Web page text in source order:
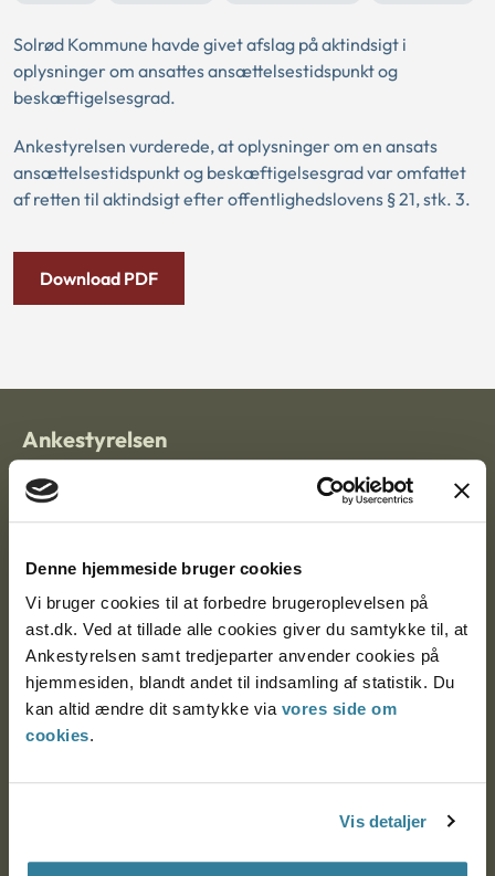
Denne hjemmeside bruger cookies
Vi bruger cookies til at forbedre brugeroplevelsen på
ast.dk. Ved at tillade alle cookies giver du samtykke til, at
Ankestyrelsen samt tredjeparter anvender cookies på
hjemmesiden, blandt andet til indsamling af statistik. Du
kan altid ændre dit samtykke via vores side om
cookies.
Vis detaljer
Solrød Kommune havde givet afslag på aktindsigt i
oplysninger om ansattes ansættelsestidspunkt og
beskæftigelsesgrad.
Ankestyrelsen vurderede, at oplysninger om en ansats
ansættelsestidspunkt og beskæftigelsesgrad var omfattet
af retten til aktindsigt efter offentlighedslovens § 21, stk. 3.
Download PDF
Ankestyrelsen
Postadresse:
9000 Aalborg
Ankestyrelsen København